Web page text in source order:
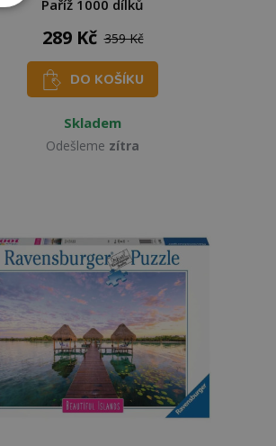
Paříž 1000 dílků
289 Kč 359 Kč
DO KOŠÍKU
Skladem
Odešleme zítra